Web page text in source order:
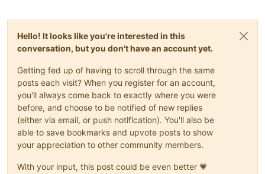
IRMS1	016	5
URMS1	226	D
PCOUP	12	\
SINSTS	03526	V
SMAXSN	H2211201002006281	4
R
XRN-1	H201119082547	10352
SINSTI	00000	<
SMAXIN	H221120104300068*
RN
  H221119103505	00263	J
CCASN	H221120140000	01254	4
Hello! It looks like you're interested in this
conversation, but you don't have an account yet.
Getting fed up of having to scroll through the same
posts each visit? When you register for an account,
you'll always come back to exactly where you were
before, and choose to be notified of new replies
(either via email, or push notification). You'll also be
able to save bookmarks and upvote posts to show
your appreciation to other community members.
With your input, this post could be even better 💗